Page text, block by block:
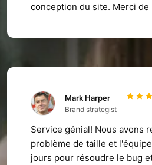
conception du site. Merci de
Mark Harper
Brand strategist
Service génial! Nous avons
problème de taille et
jours pour résoudre le bug